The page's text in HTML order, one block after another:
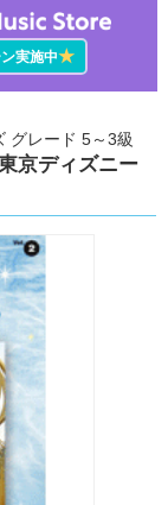
実施中★
グレード 5～3級
京ディズニー